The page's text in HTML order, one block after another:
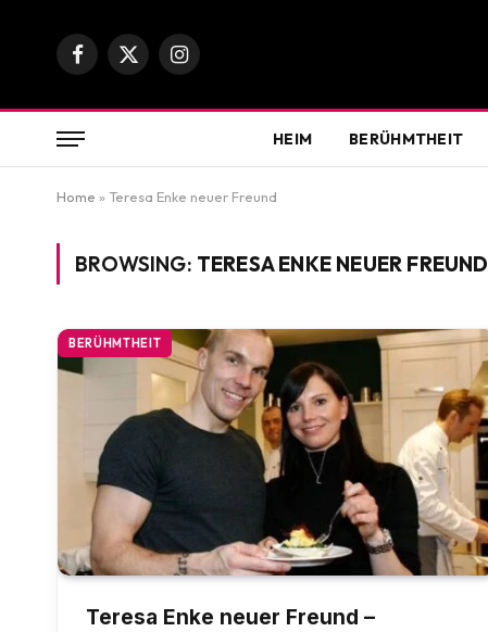
Facebook
X
Instagram
HEIM BERÜHMTHEIT
Home » Teresa Enke neuer Freund
BROWSING: TERESA ENKE NEUER FREUND
BERÜHMTHEIT
Teresa Enke neuer Freund –